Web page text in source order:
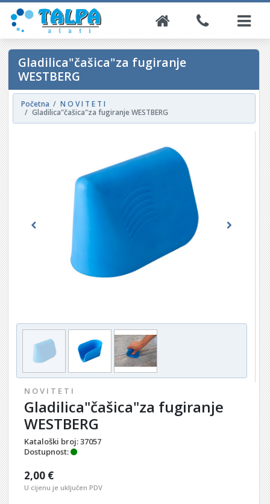
Gladilica"čašica"za fugiranje
WESTBERG
Početna
N O V I T E T I
Gladilica"čašica"za fugiranje WESTBERG
Previous Next
N O V I T E T I
Gladilica"čašica"za fugiranje
WESTBERG
Kataloški broj:37057
Dostupnost:
2,00 €
U cijenu je uključen PDV